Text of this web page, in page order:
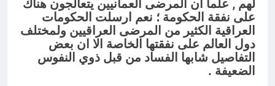
لهم , علما ان المرضى العمانيين يتعالجون هناك
على نفقة الحكومة ؛ نعم ارسلت الحكومات
العراقية الكثير من المرضى العراقيين ولمختلف
دول العالم على نفقتها الخاصة الا ان بعض
التفاصيل شابها الفساد من قبل ذوي النفوس
الضعيفة .